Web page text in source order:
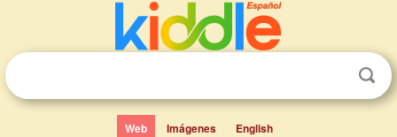
Web Imágenes English